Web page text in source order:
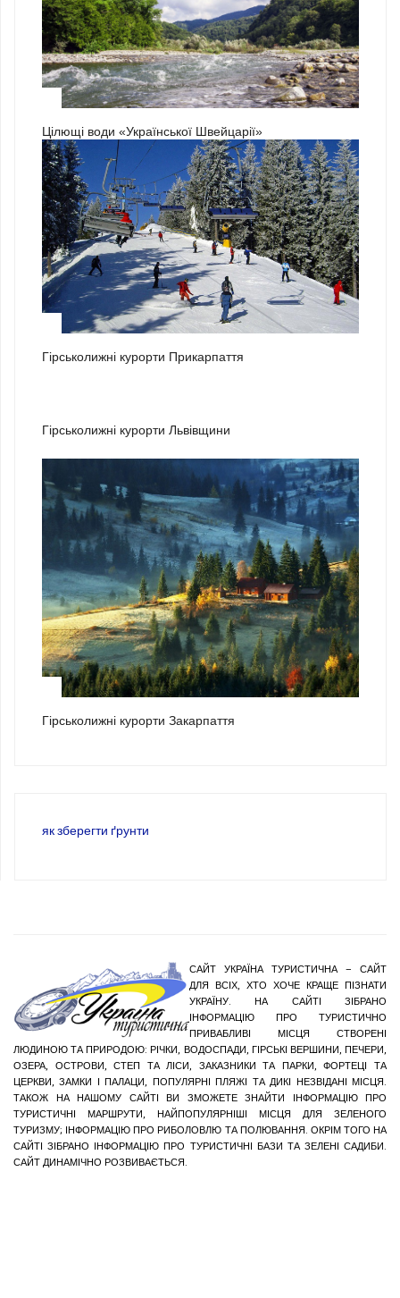
Цілющі води «Української Швейцарії»
Гірськолижні курорти Прикарпаття
Гірськолижні курорти Львівщини
Гірськолижні курорти Закарпаття
як зберегти ґрунти
САЙТ УКРАЇНА ТУРИСТИЧНА – САЙТ
ДЛЯ ВСІХ, ХТО ХОЧЕ КРАЩЕ ПІЗНАТИ
УКРАЇНУ. НА САЙТІ ЗІБРАНО
ІНФОРМАЦІЮ ПРО ТУРИСТИЧНО
ПРИВАБЛИВІ МІСЦЯ СТВОРЕНІ
ЛЮДИНОЮ ТА ПРИРОДОЮ: РІЧКИ, ВОДОСПАДИ, ГІРСЬКІ ВЕРШИНИ, ПЕЧЕРИ,
ОЗЕРА, ОСТРОВИ, СТЕП ТА ЛІСИ, ЗАКАЗНИКИ ТА ПАРКИ, ФОРТЕЦІ ТА
ЦЕРКВИ, ЗАМКИ І ПАЛАЦИ, ПОПУЛЯРНІ ПЛЯЖІ ТА ДИКІ НЕЗВІДАНІ МІСЦЯ.
ТАКОЖ НА НАШОМУ САЙТІ ВИ ЗМОЖЕТЕ ЗНАЙТИ ІНФОРМАЦІЮ ПРО
ТУРИСТИЧНІ МАРШРУТИ, НАЙПОПУЛЯРНІШІ МІСЦЯ ДЛЯ ЗЕЛЕНОГО
ТУРИЗМУ; ІНФОРМАЦІЮ ПРО РИБОЛОВЛЮ ТА ПОЛЮВАННЯ. ОКРІМ ТОГО НА
САЙТІ ЗІБРАНО ІНФОРМАЦІЮ ПРО ТУРИСТИЧНІ БАЗИ ТА ЗЕЛЕНІ САДИБИ.
САЙТ ДИНАМІЧНО РОЗВИВАЄТЬСЯ.